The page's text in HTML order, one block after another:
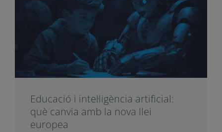
Educació i intel·ligència artificial:
què canvia amb la nova llei
europea